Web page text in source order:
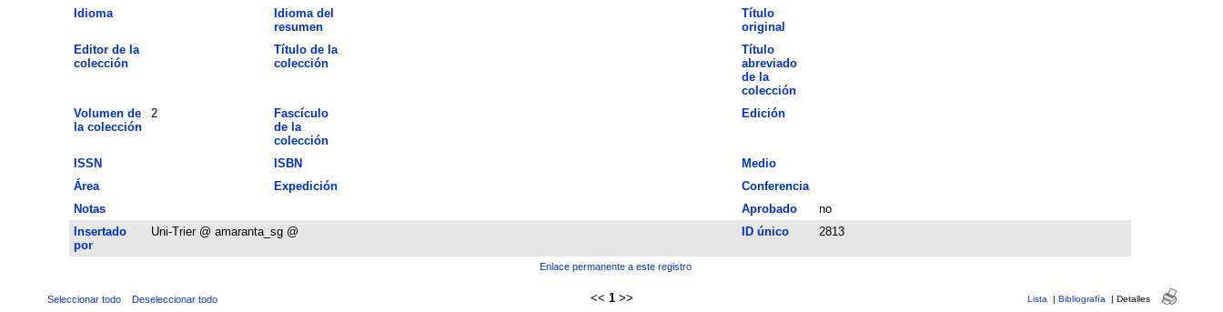
Idioma
Idioma del
resumen
Título
original
Editor de la
colección
Título de la
colección
Título
abreviado
de la
colección
Volumen de
la colección
2
Fascículo
de la
colección
Edición
ISSN ISBN
Medio
Área
Expedición
Conferencia
Notas
Aprobado
no
Insertado
por
Uni-Trier @ amaranta_sg @ ID único 2813
Enlace permanente a este registro
Seleccionar todo Deseleccionar todo << 1 >> Lista | Bibliografía | Detalles